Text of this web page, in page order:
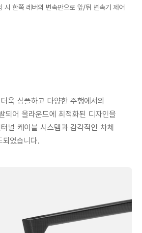
시 한쪽 레버의 변속만으로 앞/뒤 변속기 제어
욱 심플하고 다양한 주행에서의
되어 올라운드에 최적화된 디자인을
널 케이블 시스템과 감각적인 차체
되었습니다.